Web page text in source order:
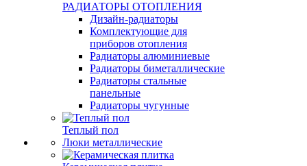
РАДИАТОРЫ ОТОПЛЕНИЯ
Дизайн-радиаторы
Комплектующие для
приборов отопления
Радиаторы алюминиевые
Радиаторы биметаллические
Радиаторы стальные
панельные
Радиаторы чугунные
Теплый пол
Люки металлические